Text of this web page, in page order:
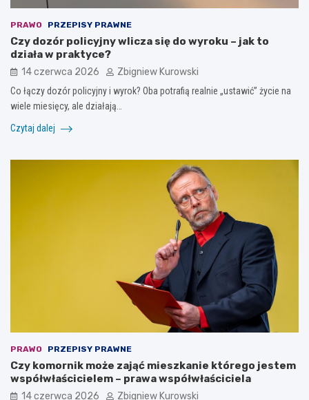
PRAWO PRZEPISY PRAWNE
Czy dozór policyjny wlicza się do wyroku – jak to
działa w praktyce?
14 czerwca 2026 Zbigniew Kurowski
Co łączy dozór policyjny i wyrok? Oba potrafią realnie „ustawić” życie na
wiele miesięcy, ale działają…
Czytaj dalej
PRAWO PRZEPISY PRAWNE
Czy komornik może zająć mieszkanie którego jestem
współwłaścicielem – prawa współwłaściciela
14 czerwca 2026 Zbigniew Kurowski